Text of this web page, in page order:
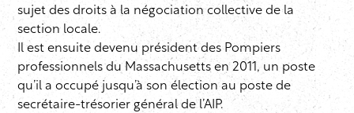
sujet des droits à la négociation collective de la
section locale.
Il est ensuite devenu président des Pompiers
professionnels du Massachusetts en 2011, un poste
qu’il a occupé jusqu’à son élection au poste de
secrétaire-trésorier général de l’AIP.